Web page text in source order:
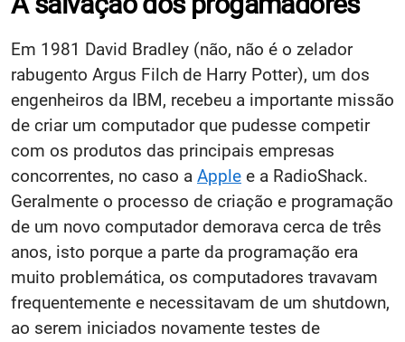
Em 1981 David Bradley (não, não é o zelador
rabugento Argus Filch de Harry Potter), um dos
engenheiros da IBM, recebeu a importante missão
de criar um computador que pudesse competir
com os produtos das principais empresas
concorrentes, no caso a Apple e a RadioShack.
Geralmente o processo de criação e programação
de um novo computador demorava cerca de três
anos, isto porque a parte da programação era
muito problemática, os computadores travavam
frequentemente e necessitavam de um shutdown,
ao serem iniciados novamente testes de